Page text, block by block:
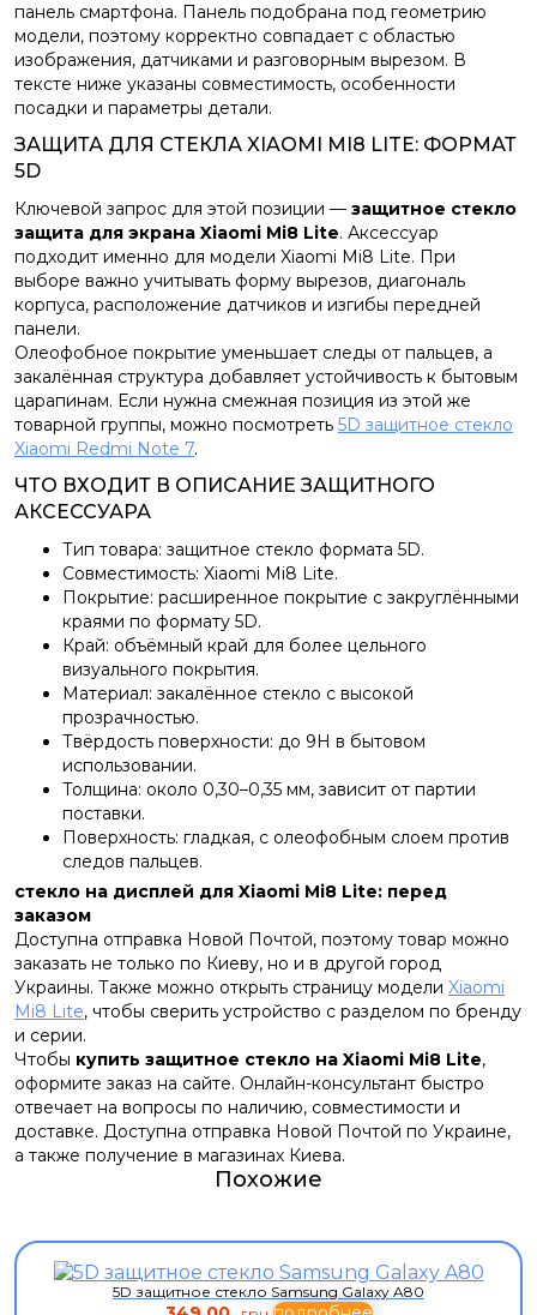
панель смартфона. Панель подобрана под геометрию
модели, поэтому корректно совпадает с областью
изображения, датчиками и разговорным вырезом. В
тексте ниже указаны совместимость, особенности
посадки и параметры детали.
ЗАЩИТА ДЛЯ СТЕКЛА XIAOMI MI8 LITE: ФОРМАТ
5D
Ключевой запрос для этой позиции — защитное стекло
защита для экрана Xiaomi Mi8 Lite. Аксессуар
подходит именно для модели Xiaomi Mi8 Lite. При
выборе важно учитывать форму вырезов, диагональ
корпуса, расположение датчиков и изгибы передней
панели.
Олеофобное покрытие уменьшает следы от пальцев, а
закалённая структура добавляет устойчивость к бытовым
царапинам. Если нужна смежная позиция из этой же
товарной группы, можно посмотреть 5D защитное стекло
Xiaomi Redmi Note 7.
ЧТО ВХОДИТ В ОПИСАНИЕ ЗАЩИТНОГО
АКСЕССУАРА
Тип товара: защитное стекло формата 5D.
Совместимость: Xiaomi Mi8 Lite.
Покрытие: расширенное покрытие с закруглёнными
краями по формату 5D.
Край: объёмный край для более цельного
визуального покрытия.
Материал: закалённое стекло с высокой
прозрачностью.
Твёрдость поверхности: до 9H в бытовом
использовании.
Толщина: около 0,30–0,35 мм, зависит от партии
поставки.
Поверхность: гладкая, с олеофобным слоем против
следов пальцев.
стекло на дисплей для Xiaomi Mi8 Lite: перед
заказом
Доступна отправка Новой Почтой, поэтому товар можно
заказать не только по Киеву, но и в другой город
Украины. Также можно открыть страницу модели Xiaomi
Mi8 Lite, чтобы сверить устройство с разделом по бренду
и серии.
Чтобы купить защитное стекло на Xiaomi Mi8 Lite,
оформите заказ на сайте. Онлайн-консультант быстро
отвечает на вопросы по наличию, совместимости и
доставке. Доступна отправка Новой Почтой по Украине,
а также получение в магазинах Киева.
Похожие
5D защитное стекло Samsung Galaxy A80